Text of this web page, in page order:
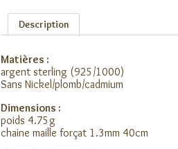
Description
Matières :
argent sterling (925/1000)
Sans Nickel/plomb/cadmium
Dimensions :
poids 4.75g
chaine maille forçat 1.3mm 40cm